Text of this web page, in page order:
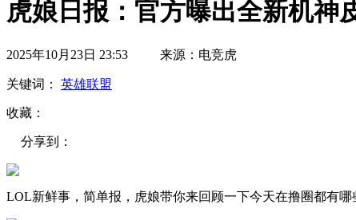
虎娘日报：官方曝出全新机神
2025年10月23日 23:53 来源：电竞虎
关键词： 英雄联盟
收藏：
分享到：
LOL新鲜事，简单报，虎娘带你来回顾一下今天在撸圈都有